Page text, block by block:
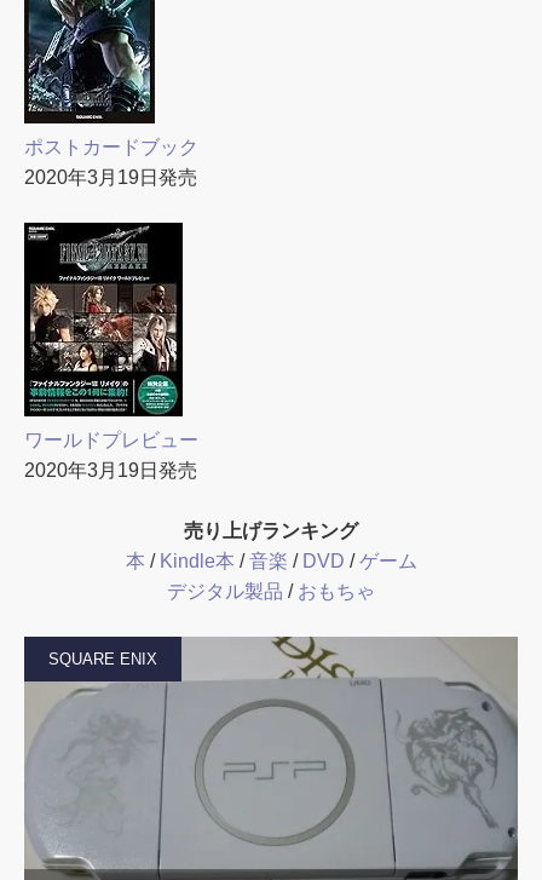
ポストカードブック
2020年3月19日発売
ワールドプレビュー
2020年3月19日発売
売り上げランキング
本 / Kindle本 /音楽 / DVD /ゲーム
デジタル製品 / おもちゃ
SQUARE ENIX